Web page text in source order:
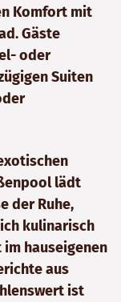
Komfort mit
Gäste
oder
Suiten
lädt
der Ruhe,
kulinarisch
hauseigenen
aus
ist